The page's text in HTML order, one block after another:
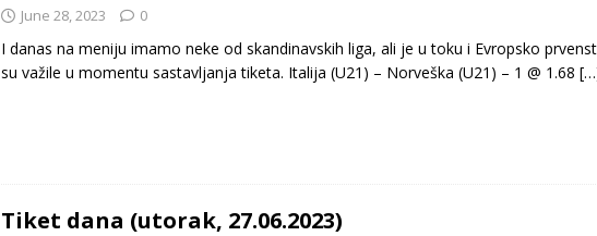
June 28, 2023 0
I danas na meniju imamo neke od skandinavskih liga, ali je u toku i Evropsko
su važile u momentu sastavljanja tiketa. Italija (U21) – Norveška (U21) – 1 @ 1.68
Tiket dana (utorak, 27.06.2023)